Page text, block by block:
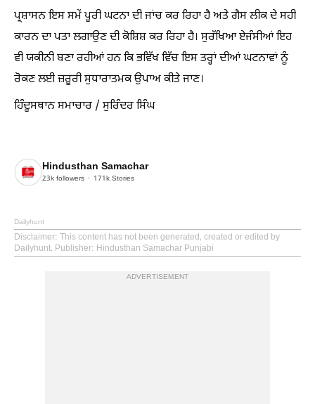
ਪ੍ਰਸ਼ਾਸਨ ਇਸ ਸਮੇਂ ਪੂਰੀ ਘਟਨਾ ਦੀ ਜਾਂਚ ਕਰ ਰਿਹਾ ਹੈ ਅਤੇ ਗੈਸ ਲੀਕ ਦੇ ਸਹੀ
ਕਾਰਨ ਦਾ ਪਤਾ ਲਗਾਉਣ ਦੀ ਕੋਸ਼ਿਸ਼ ਕਰ ਰਿਹਾ ਹੈ। ਸੁਰੱਖਿਆ ਏਜੰਸੀਆਂ ਇਹ
ਵੀ ਯਕੀਨੀ ਬਣਾ ਰਹੀਆਂ ਹਨ ਕਿ ਭਵਿੱਖ ਵਿੱਚ ਇਸ ਤਰ੍ਹਾਂ ਦੀਆਂ ਘਟਨਾਵਾਂ ਨੂੰ
ਰੋਕਣ ਲਈ ਜ਼ਰੂਰੀ ਸੁਧਾਰਾਤਮਕ ਉਪਾਅ ਕੀਤੇ ਜਾਣ।
ਹਿੰਦੂਸਥਾਨ ਸਮਾਚਾਰ / ਸੁਰਿੰਦਰ ਸਿੰਘ
Hindusthan Samachar
23k followers 171k Stories
Dailyhunt
Disclaimer: This content has not been generated, created or edited by
Dailyhunt. Publisher: Hindusthan Samachar Punjabi
ADVERTISEMENT